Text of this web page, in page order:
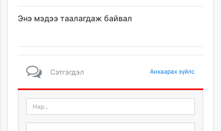
Энэ мэдээ таалагдаж байвал
Сэтгэгдэл Анхаарах зүйлс